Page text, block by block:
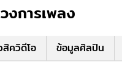
งการเพลง
สิควิดีโอ ข้อมูลศิลปิน